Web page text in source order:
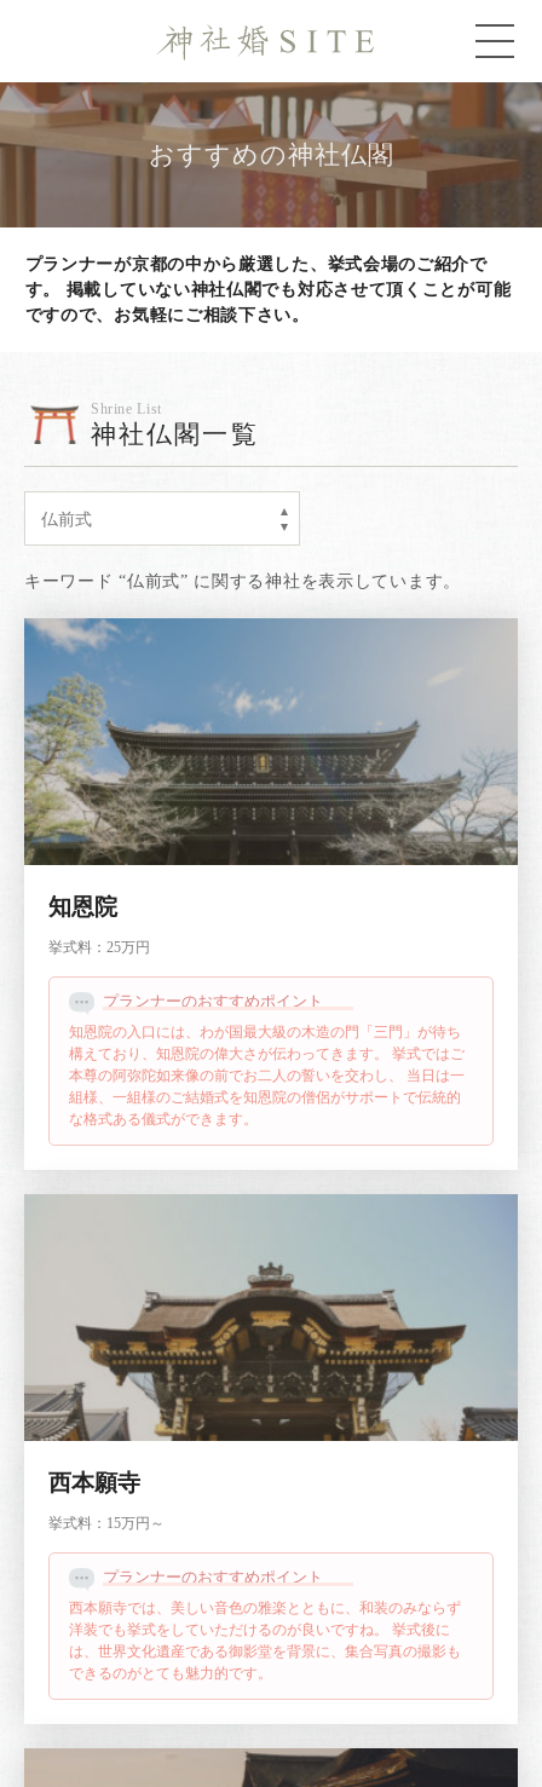
おすすめの神社仏閣
プランナーが京都の中から厳選した、挙式会場のご紹介で
す。
掲載していない神社仏閣でも対応させて頂くことが可能
ですので、お気軽にご相談下さい。
Shrine List
神社仏閣一覧
キーワード “仏前式” に関する神社を表示しています。
知恩院
挙式料： 25万円
プランナーのおすすめポイント
知恩院の入口には、わが国最大級の木造の門「三門」が待ち
構えており、知恩院の偉大さが伝わってきます。
挙式ではご
本尊の阿弥陀如来像の前でお二人の誓いを交わし、
当日は一
組様、一組様のご結婚式を知恩院の僧侶がサポートで伝統的
な格式ある儀式ができます。
西本願寺
挙式料： 15万円～
プランナーのおすすめポイント
西本願寺では、美しい音色の雅楽とともに、和装のみならず
洋装でも挙式をしていただけるのが良いですね。
挙式後に
は、世界文化遺産である御影堂を背景に、集合写真の撮影も
できるのがとても魅力的です。